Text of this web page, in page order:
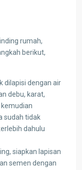
rumah,
berikut,
dilapisi dengan air
debu, karat,
sudah tidak
dahulu
siapkan lapisan
semen dengan